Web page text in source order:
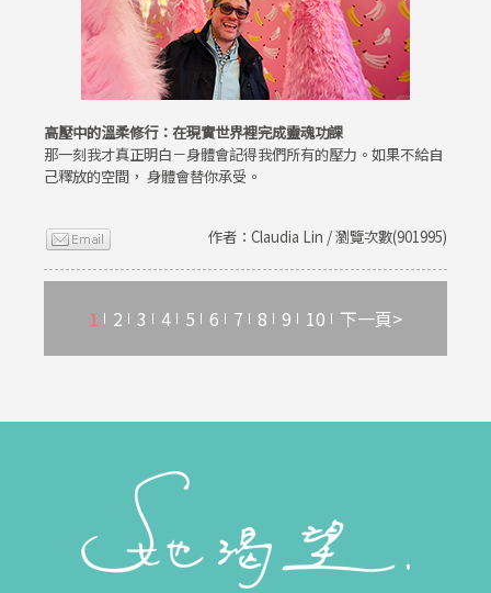
高壓中的溫柔修行：在現實世界裡完成靈魂功課
那一刻我才真正明白－身體會記得我們所有的壓力。如果不給自
己釋放的空間， 身體會替你承受。
作者：Claudia Lin / 瀏覽次數(901995)
1 2 3 4 5 6 7 8 9 10 下一頁>